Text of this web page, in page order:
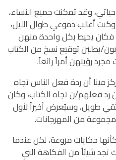
حياتي، وقد تمكنت جميع النساء،
وكنت أغالب دموعي طوال الليل،
فكان يحيط بكل واحدة منهن
يطلبن توقيع نسخ من الكتاب
رؤيتهن أمراً رائعاً.
أن ردة فعل الناس تجاه
رد فعلهم/ن تجاه الكتاب، وكان
طويل، وسيُعرض أخيراً لأول
من المهرجانات.
حكايات مروعة، لكن عندما
تجد شيئاً من الفكاهة التي